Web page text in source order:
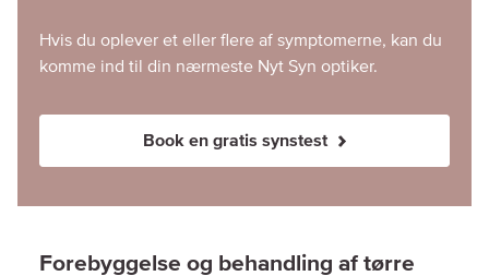
Hvis du oplever et eller flere af symptomerne, kan du
Book en gratis synstest
Forebyggelse og behandling af tørre